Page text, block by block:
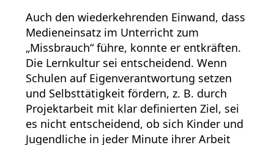
Auch den wiederkehrenden Einwand, dass
Medieneinsatz im Unterricht zum
„Missbrauch“ führe, konnte er entkräften.
Die Lernkultur sei entscheidend. Wenn
Schulen auf Eigenverantwortung setzen
und Selbsttätigkeit fördern, z. B. durch
Projektarbeit mit klar definierten Ziel, sei
es nicht entscheidend, ob sich Kinder und
Jugendliche in jeder Minute ihrer Arbeit